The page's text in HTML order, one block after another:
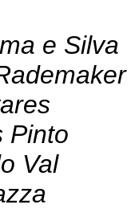
e Silva
Pinto
Val